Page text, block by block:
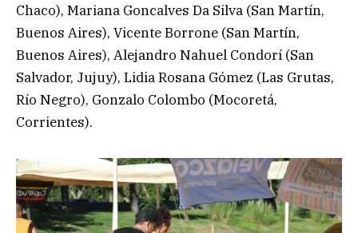
Chaco), Mariana Goncalves Da Silva (San Martín,
Buenos Aires), Vicente Borrone (San Martín,
Buenos Aires), Alejandro Nahuel Condorí (San
Salvador, Jujuy), Lidia Rosana Gómez (Las Grutas,
Río Negro), Gonzalo Colombo (Mocoretá,
Corrientes).